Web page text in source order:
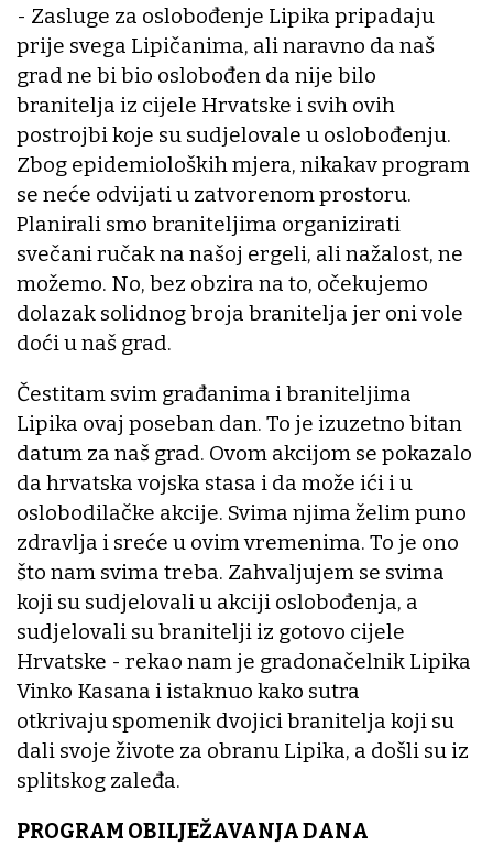
- Zasluge za oslobođenje Lipika pripadaju
prije svega Lipičanima, ali naravno da naš
grad ne bi bio oslobođen da nije bilo
branitelja iz cijele Hrvatske i svih ovih
postrojbi koje su sudjelovale u oslobođenju.
Zbog epidemioloških mjera, nikakav program
se neće odvijati u zatvorenom prostoru.
Planirali smo braniteljima organizirati
svečani ručak na našoj ergeli, ali nažalost, ne
možemo. No, bez obzira na to, očekujemo
dolazak solidnog broja branitelja jer oni vole
doći u naš grad.
Čestitam svim građanima i braniteljima
Lipika ovaj poseban dan. To je izuzetno bitan
datum za naš grad. Ovom akcijom se pokazalo
da hrvatska vojska stasa i da može ići i u
oslobodilačke akcije. Svima njima želim puno
zdravlja i sreće u ovim vremenima. To je ono
što nam svima treba. Zahvaljujem se svima
koji su sudjelovali u akciji oslobođenja, a
sudjelovali su branitelji iz gotovo cijele
Hrvatske - rekao nam je gradonačelnik Lipika
Vinko Kasana i istaknuo kako sutra
otkrivaju spomenik dvojici branitelja koji su
dali svoje živote za obranu Lipika, a došli su iz
splitskog zaleđa.
PROGRAM OBILJEŽAVANJA DANA